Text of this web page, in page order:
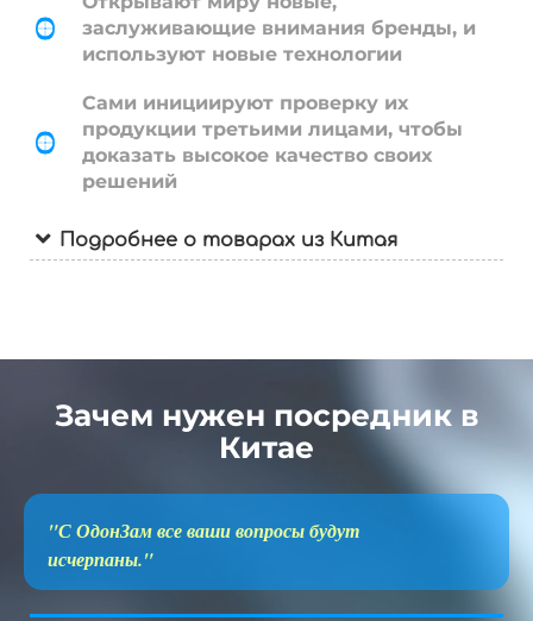
заслуживающие внимания бренды, и
используют новые технологии
Сами инициируют проверку их
продукции третьими лицами, чтобы
доказать высокое качество своих
решений
Подробнее о товарах из Китая
Зачем нужен посредник в
Китае
"С ОдонЗам все ваши вопросы будут
исчерпаны."